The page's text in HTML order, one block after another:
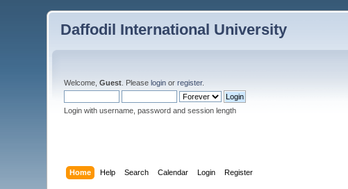
Daffodil International University
Welcome,Guest . Pleaselogin orregister.
Login with username, password and session length
Home Help Search Calendar Login Register